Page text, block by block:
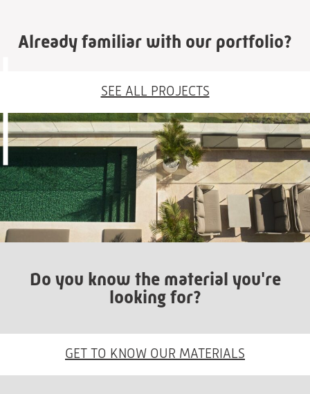
Already familiar with our portfolio?
SEE ALL PROJECTS
Do you know the material you're
looking for?
GET TO KNOW OUR MATERIALS